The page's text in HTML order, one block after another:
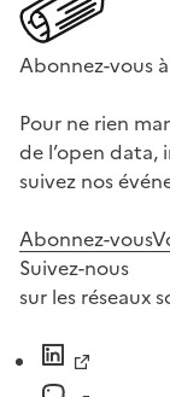
Abonnez-vous
Pour ne rien
de l’open
suivez nos
Abonnez-vous
Suivez-nous
sur les réseaux